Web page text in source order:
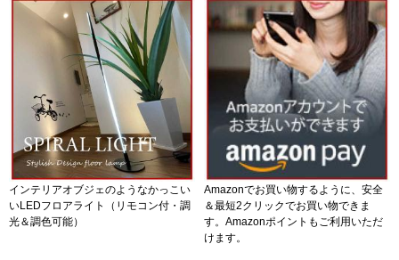
インテリアオブジェのようなかっこい
いLEDフロアライト（リモコン付・調
光＆調色可能）
Amazonでお買い物するように、安全
＆最短2クリックでお買い物できま
す。Amazonポイントもご利用いただ
けます。